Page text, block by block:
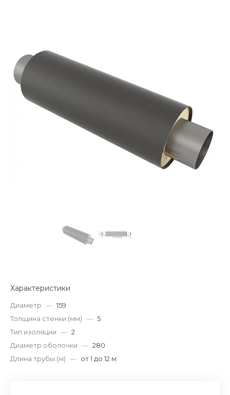
Характеристики
Диаметр — 159
Толщина стенки (мм) — 5
Тип изоляции — 2
Диаметр оболочки — 280
Длина трубы (м) — от 1 до 12 м